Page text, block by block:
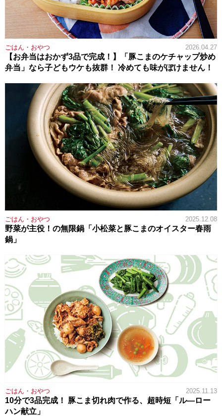
ごはん・おやつ 2026.04.27
【お弁当はおかず3品で完成！】「豚こまのケチャップ炒め
弁当」なら子どもウケも抜群！ 冷めても味がぼけません！
ごはん・おやつ 2025.12.08
野菜が主役！の無限鍋「小松菜と豚こまのオイスター春雨
鍋」
ごはん・おやつ 2025.11.13
10分で3品完成！ 豚こま切れ肉で作る、超時短「ル―ロー
ハン献立」